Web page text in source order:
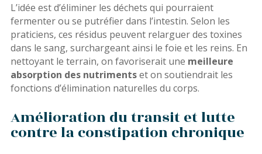
L’idée est d’éliminer les déchets qui pourraient
fermenter ou se putréfier dans l’intestin. Selon les
praticiens, ces résidus peuvent relarguer des toxines
dans le sang, surchargeant ainsi le foie et les reins. En
nettoyant le terrain, on favoriserait une meilleure
absorption des nutrimentset on soutiendrait les
fonctions d’élimination naturelles du corps.
Amélioration du transit et lutte
contre la constipation chronique